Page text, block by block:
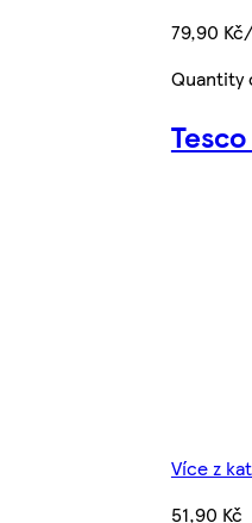
79,90
Quantity
Více z
51,90 Kč